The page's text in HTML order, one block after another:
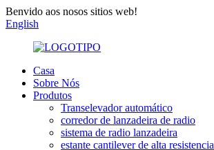
Benvido aos nosos sitios web!
English
Casa
Sobre Nós
Produtos
Transelevador automático
corredor de lanzadeira de radio
sistema de radio lanzadeira
estante cantilever de alta resistencia